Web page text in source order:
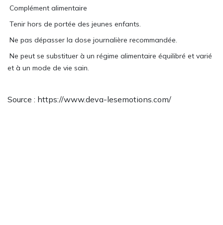
Complément alimentaire
Tenir hors de portée des jeunes enfants.
Ne pas dépasser la dose journalière recommandée.
Ne peut se substituer à un régime alimentaire équilibré et varié
et à un mode de vie sain.
Source : https://www.deva-lesemotions.com/